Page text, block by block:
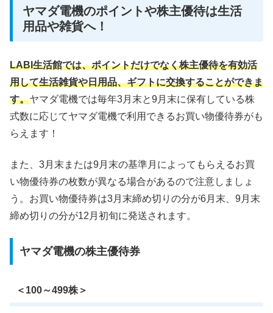
ヤマダ電機のポイントや株主優待は生活
用品や雑貨へ！
LABI生活館では、ポイントだけでなく株主優待を有効活
用して生活雑貨や日用品、ギフトに交換することができま
す。ヤマダ電機では毎年3月末と9月末に保有している株
式数に応じてヤマダ電機で利用できるお買い物優待券がも
らえます！
また、3月末または9月末の基準月によってもらえるお買
い物優待券の枚数が異なる場合があるので注意しましょ
う。お買い物優待券は3月末締め切りの分が6月末、9月末
締め切りの分が12月初旬に発送されます。
ヤマダ電機の株主優待券
＜100～499株＞